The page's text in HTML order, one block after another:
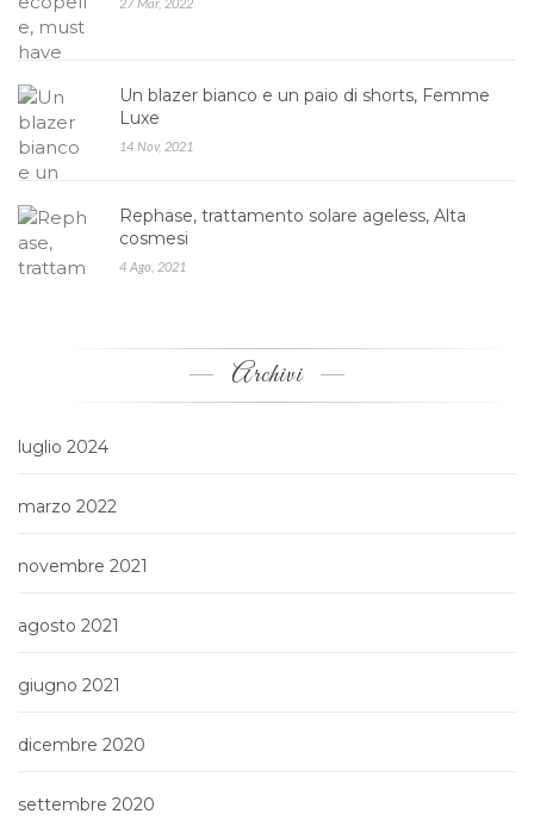
27 Mar, 2022
Un blazer bianco e un paio di shorts, Femme
Luxe
14 Nov, 2021
Rephase, trattamento solare ageless, Alta
cosmesi
4 Ago, 2021
Archivi
luglio 2024
marzo 2022
novembre 2021
agosto 2021
giugno 2021
dicembre 2020
settembre 2020